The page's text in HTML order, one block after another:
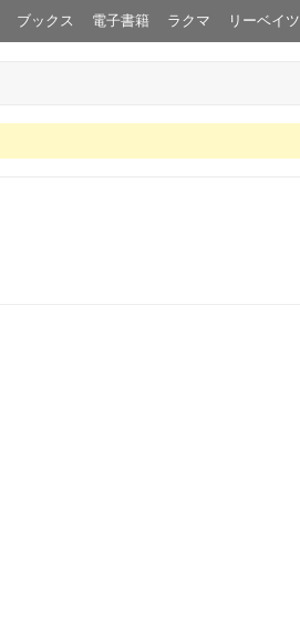
ブックス 電子書籍 ラクマ リーベイツ